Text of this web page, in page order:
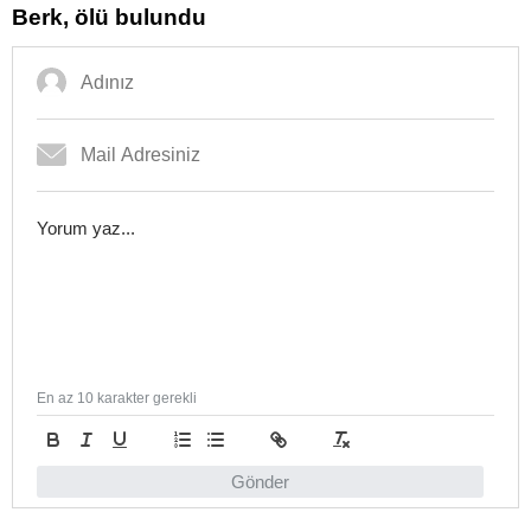
Berk, ölü bulundu
Gönder
En az 10 karakter gerekli